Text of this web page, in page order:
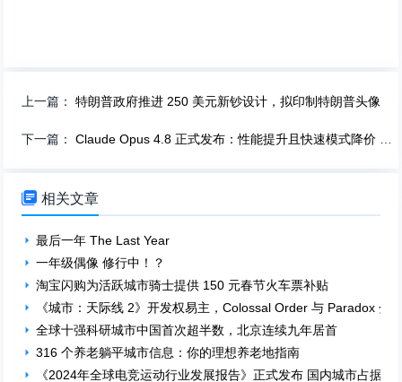
上一篇：特朗普政府推进 250 美元新钞设计，拟印制特朗普头像
下一篇：Claude Opus 4.8 正式发布：性能提升且快速模式降价 66%
 相关文章
最后一年 The Last Year
一年级偶像 修行中！？
淘宝闪购为活跃城市骑士提供 150 元春节火车票补贴
《城市：天际线 2》开发权易主，Colossal Order 与 Paradox 分
全球十强科研城市中国首次超半数，北京连续九年居首
316 个养老躺平城市信息：你的理想养老地指南
《2024年全球电竞运动行业发展报告》正式发布 国内城市占据前